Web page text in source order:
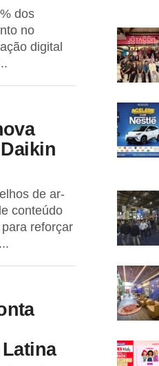
dos
no
digital
de ar-
conteúdo
reforçar